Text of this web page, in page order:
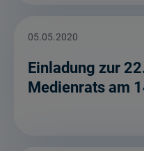
05.05.2020
Einladung zur
Medienrats am